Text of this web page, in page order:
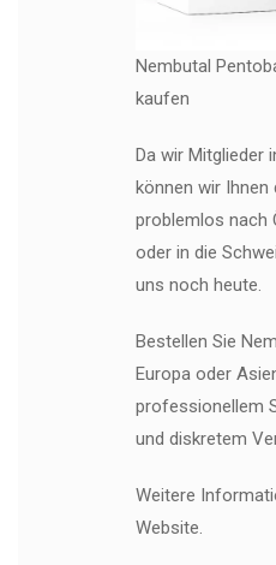
Nembutal
kaufen
Da wir Mitglieder
können wir
problemlos nach
oder in die
uns noch heute.
Bestellen Sie
Europa oder
professionellem
und diskretem
Weitere
Website.